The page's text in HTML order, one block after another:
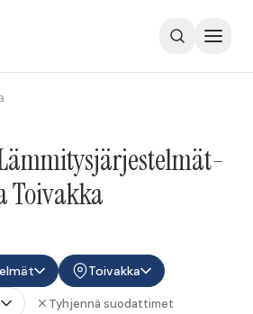
Toivakka
Toivakka
Tyhjennä suodattimet